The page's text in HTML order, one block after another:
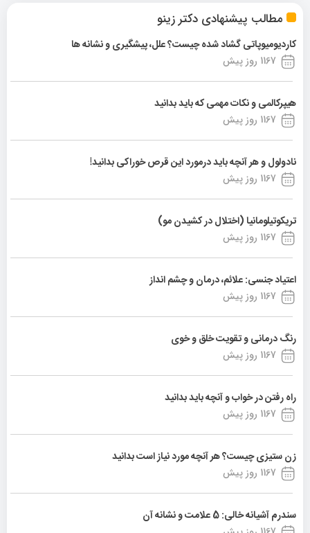
مطالب پیشنهادی دکتر زینو
کاردیومیوپاتی گشاد شده چیست؟ علل، پیشگیری و نشانه ها
1167 روز پیش
هیپرکالمی و نکات مهمی که باید بدانید
1167 روز پیش
نادولول و هر آنچه باید درمورد این قرص خوراکی بدانید!
1167 روز پیش
تریکوتیلومانیا (اختلال در کشیدن مو)
1167 روز پیش
اعتیاد جنسی: علائم، درمان و چشم انداز
1167 روز پیش
رنگ درمانی و تقویت خلق و خوی
1167 روز پیش
راه رفتن در خواب و آنچه باید بدانید
1167 روز پیش
زن ستیزی چیست؟ هر آنچه مورد نیاز است بدانید
1167 روز پیش
سندرم آشیانه خالی: 5 علامت و نشانه آن